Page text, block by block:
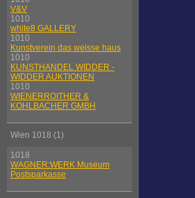
V&V
1010
white8 GALLERY
1010
Kunstverein das weisse haus
1010
KUNSTHANDEL WIDDER -
WIDDER AUKTIONEN
1010
WIENERROITHER &
KOHLBACHER GMBH
Wien 1018 (1)
1018
WAGNER:WERK Museum
Postsparkasse